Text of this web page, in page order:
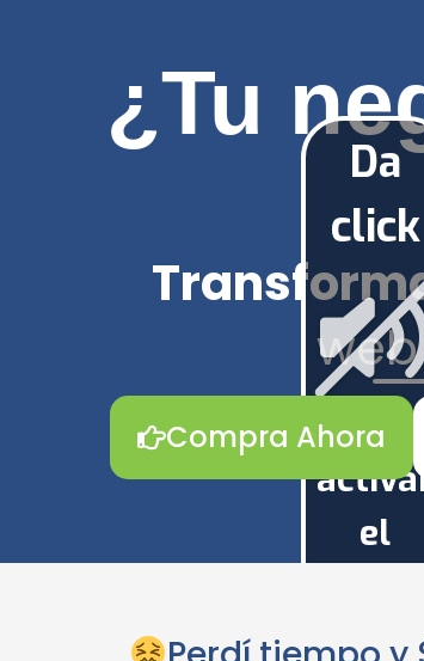
¿Tu
Da
click
para
el
Compra Ahora